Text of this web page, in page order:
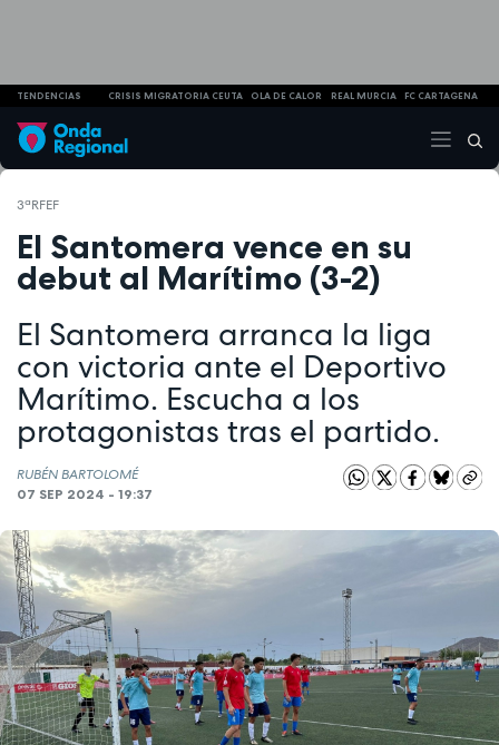
TENDENCIAS CRISIS MIGRATORIA CEUTA OLA DE CALOR REAL MURCIA FC CARTAGENA
3ªRFEF
El Santomera vence en su
debut al Marítimo (3-2)
El Santomera arranca la liga
con victoria ante el Deportivo
Marítimo. Escucha a los
protagonistas tras el partido.
RUBÉN BARTOLOMÉ
07 SEP 2024 - 19:37